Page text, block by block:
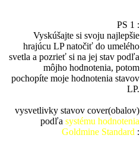
PS 1 :
Vyskúšajte si svoju najlepšie
hrajúcu LP natočiť do umelého
svetla a pozrieť si na jej stav podľa
môjho hodnotenia, potom
pochopíte moje hodnotenia stavov
LP.
vysvetlivky stavov cover(obalov)
podľa systému hodnotenia
Goldmine Standard :